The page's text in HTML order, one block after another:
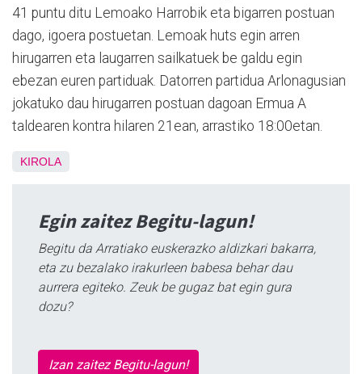
41 puntu ditu Lemoako Harrobik eta bigarren postuan
dago, igoera postuetan. Lemoak huts egin arren
hirugarren eta laugarren sailkatuek be galdu egin
ebezan euren partiduak. Datorren partidua Arlonagusian
jokatuko dau hirugarren postuan dagoan Ermua A
taldearen kontra hilaren 21ean, arrastiko 18:00etan.
KIROLA
Egin zaitez Begitu-lagun!
Begitu da Arratiako euskerazko aldizkari bakarra,
eta zu bezalako irakurleen babesa behar dau
aurrera egiteko. Zeuk be gugaz bat egin gura
dozu?
Izan zaitez Begitu-lagun!